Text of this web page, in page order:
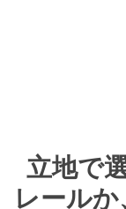
立地で
レール